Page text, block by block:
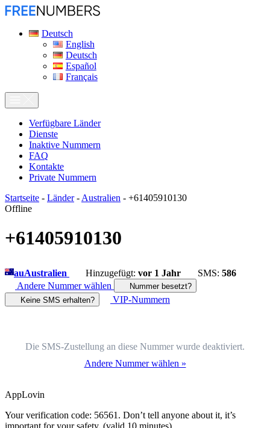
Deutsch
English
Deutsch
Español
Français
Verfügbare Länder
Dienste
Inaktive Nummern
FAQ
Kontakte
Private Nummern
Startseite - Länder- Australien - +61405910130
Offline
+61405910130
auAustralien Hinzugefügt: vor 1 Jahr SMS: 586
Andere Nummer wählen
Nummer besetzt?
Keine SMS erhalten?
VIP-Nummern
Die SMS-Zustellung an diese Nummer wurde deaktiviert.
Andere Nummer wählen »
AppLovin
Your verification code: 56561. Don’t tell anyone about it, it’s
important for your safety. (valid 10 minutes)